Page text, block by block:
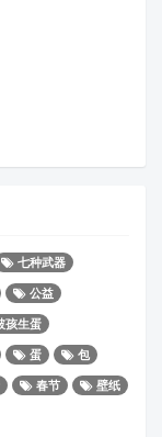
七种武器
公益
孩生蛋
蛋
包
春节
壁纸